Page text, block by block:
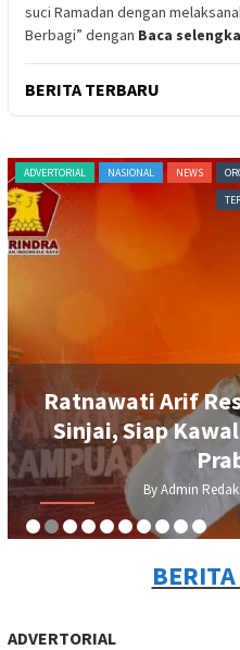
suci Ramadan dengan
Berbagi” dengan Baca
BERITA TERBARU
NEWS
DEMA UIAD
Dana
Rektor III Siap
By Admin
ADVERTORIAL